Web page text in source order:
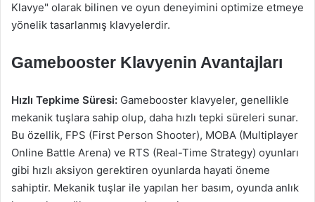
Klavye" olarak bilinen ve oyun deneyimini optimize etmeye
yönelik tasarlanmış klavyelerdir.
Gamebooster Klavyenin Avantajları
Hızlı Tepkime Süresi: Gamebooster klavyeler, genellikle
mekanik tuşlara sahip olup, daha hızlı tepki süreleri sunar.
Bu özellik, FPS (First Person Shooter), MOBA (Multiplayer
Online Battle Arena) ve RTS (Real-Time Strategy) oyunları
gibi hızlı aksiyon gerektiren oyunlarda hayati öneme
sahiptir. Mekanik tuşlar ile yapılan her basım, oyunda anlık